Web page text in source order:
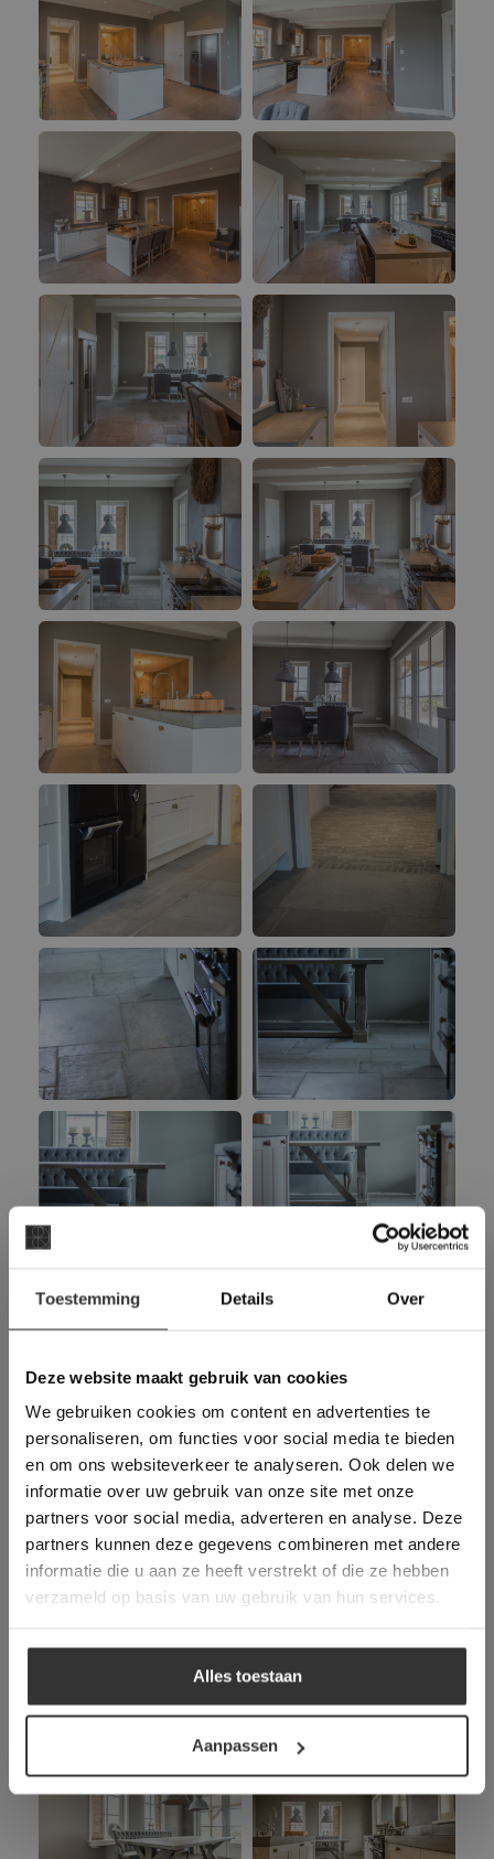
Toestemming Details Over
Deze website maakt gebruik van cookies
We gebruiken cookies om content en advertenties te
personaliseren, om functies voor social media te bieden
en om ons websiteverkeer te analyseren. Ook delen we
informatie over uw gebruik van onze site met onze
partners voor social media, adverteren en analyse. Deze
partners kunnen deze gegevens combineren met andere
informatie die u aan ze heeft verstrekt of die ze hebben
verzameld op basis van uw gebruik van hun services.
Alles toestaan
Aanpassen
Deze website maakt
gebruik van cookies.
This Cookie Banner was deleted and is no
longer working. Please contact the website
administrator.
Deze website gebruikt cookies om de
gebruikerservaring te verbeteren. Door
gebruik te maken van onze website geeft u
toestemming voor alle cookies in
overeenstemming met ons cookiebeleid.Lees
verder
ALLES ACCEPTEREN
ALLES AFWIJZEN
DETAILS WEERGEVEN